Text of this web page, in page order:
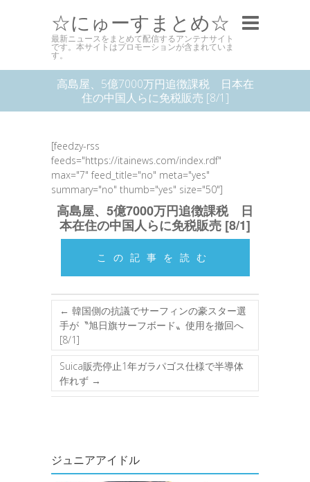
☆にゅーすまとめ☆
最新ニュースをまとめて配信するアンテナサイト
です。本サイトはプロモーションが含まれていま
す。
高島屋、5億7000万円追徴課税 日本在
住の中国人らに免税販売 [8/1]
[feedzy-rss
feeds="https://itainews.com/index.rdf"
max="7" feed_title="no" meta="yes"
summary="no" thumb="yes" size="50"]
高島屋、5億7000万円追徴課税 日
本在住の中国人らに免税販売 [8/1]
この記事を読む
← 韓国側の抗議でサーフィンの豪スター選
手が〝旭日旗サーフボード〟使用を撤回へ
[8/1]
Suica販売停止1年ガラパゴス仕様で半導体
作れず →
ジュニアアイドル